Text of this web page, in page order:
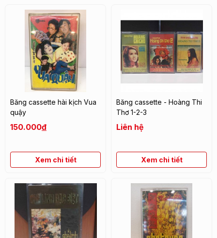
Băng cassette hài kịch Vua
quậy
150.000đ
Xem chi tiết
Băng cassette - Hoàng Thi
Thơ 1-2-3
Liên hệ
Xem chi tiết